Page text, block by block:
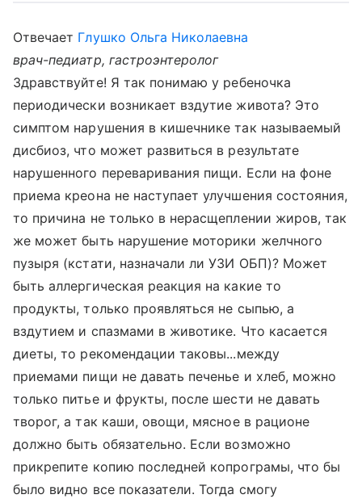
Отвечает Глушко Ольга Николаевна
врач-педиатр, гастроэнтеролог
Здравствуйте! Я так понимаю у ребеночка
периодически возникает вздутие живота? Это
симптом нарушения в кишечнике так называемый
дисбиоз, что может развиться в результате
нарушенного переваривания пищи. Если на фоне
приема креона не наступает улучшения состояния,
то причина не только в нерасщеплении жиров, так
же может быть нарушение моторики желчного
пузыря (кстати, назначали ли УЗИ ОБП)? Может
быть аллергическая реакция на какие то
продукты, только проявляться не сыпью, а
вздутием и спазмами в животике. Что касается
диеты, то рекомендации таковы...между
приемами пищи не давать печенье и хлеб, можно
только питье и фрукты, после шести не давать
творог, а так каши, овощи, мясное в рационе
должно быть обязательно. Если возможно
прикрепите копию последней копрограмы, что бы
было видно все показатели. Тогда смогу